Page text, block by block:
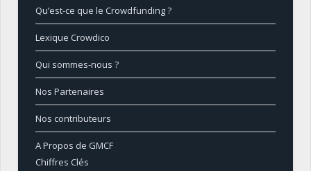
Qu’est-ce que le Crowdfunding ?
Lexique Crowdico
Qui sommes-nous ?
Nos Partenaires
Nos contributeurs
A Propos de GMCF
Chiffres Clés